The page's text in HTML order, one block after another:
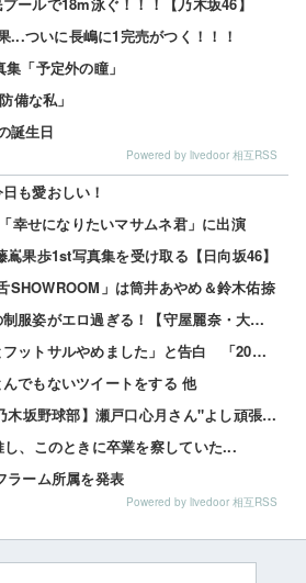
ールで18m泳ぐ！！！【乃木坂46】
...ついに長嶋に1完売がつく！！！
「予定外の瞳」
備な私」
誕生日
Powered by livedoor 相互RSS
も愛おしい！
幸せになりたいマサムネ君」に出演
嶌果歩1st写真集を受け取る【日向坂46】
SHOWROOM」は筒井あやめ＆鈴木佑捺
【画像】れなぁとぞのの制服姿がエロ過ぎる！【守屋麗奈・大園玲】【櫻坂46】 他
土田晃之「草サッカーとフットサルやめました」と告白 「20代の若手が来るんです。つまんなくて」 他
んでもないツイートをする 他
【動画】2026.08.06 【乃木坂野球部】瀬戸口心月さん"よし頑張るぞの気持ち"の始球式【コラ...
し、このときに卒業を察していた...
ラーム所属を発表
Powered by livedoor 相互RSS